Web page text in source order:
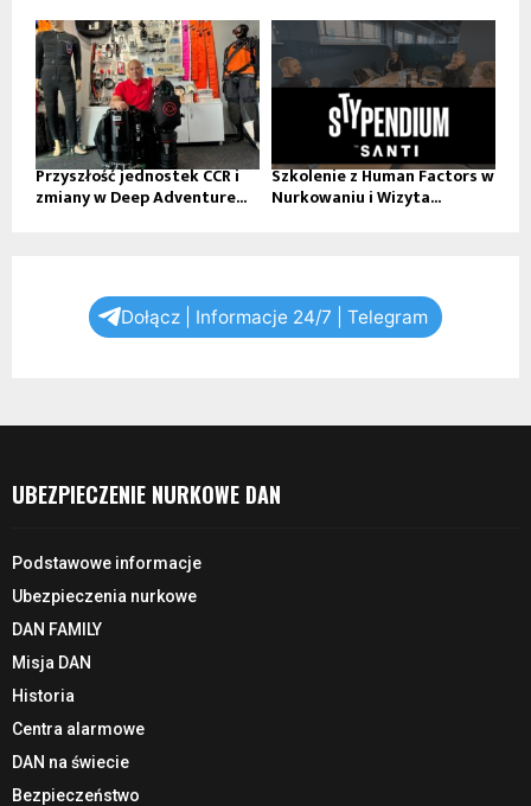
Przyszłość jednostek CCR i
zmiany w Deep Adventure...
Szkolenie z Human Factors w
Nurkowaniu i Wizyta...
Dołącz | Informacje 24/7 | Telegram
UBEZPIECZENIE NURKOWE DAN
Podstawowe informacje
Ubezpieczenia nurkowe
DAN FAMILY
Misja DAN
Historia
Centra alarmowe
DAN na świecie
Bezpieczeństwo